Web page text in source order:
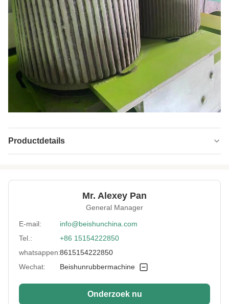
Productdetails
,
Recyclingsmachine
SGS Rubber Recyclingsmachine Beishun
Mr. Alexey Pan
General Manager
E-mail:
info@beishunchina.com
Tel.:
+86 15154222850
whatsappen:8615154222850
Wechat:
Beishunrubbermachine
Onderzoek nu